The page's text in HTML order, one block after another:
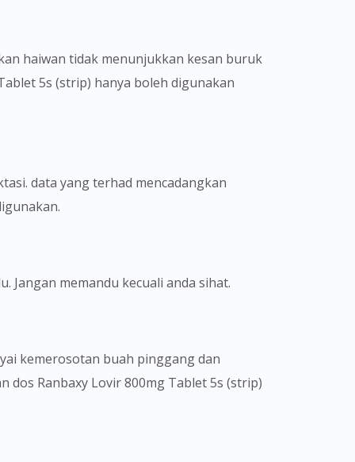
haiwan tidak menunjukkan kesan buruk
5s (strip) hanya boleh digunakan
data yang terhad mencadangkan
Jangan memandu kecuali anda sihat.
kemerosotan buah pinggang dan
Ranbaxy Lovir 800mg Tablet 5s (strip)